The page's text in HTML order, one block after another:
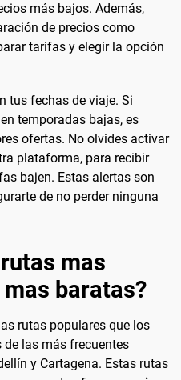
más bajos. Además,
de precios como
tarifas y elegir la opción
tus fechas de viaje. Si
temporadas bajas, es
ofertas. No olvides activar
plataforma, para recibir
bajen. Estas alertas son
de no perder ninguna
mas
baratas?
rutas populares que los
de las más frecuentes
y Cartagena. Estas rutas